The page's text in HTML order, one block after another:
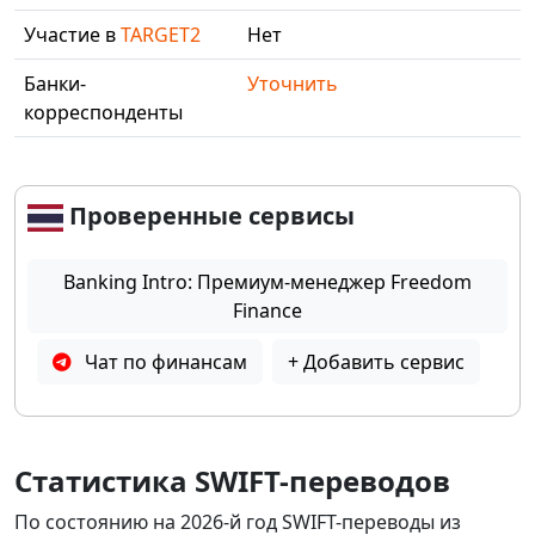
Участие вTARGET2
Нет
Банки-
корреспонденты
Уточнить
Проверенные сервисы
Banking Intro: Премиум-менеджер Freedom
Finance
Чат по финансам
+ Добавить сервис
Статистика SWIFT-переводов
По состоянию на 2026-й год SWIFT-переводы из